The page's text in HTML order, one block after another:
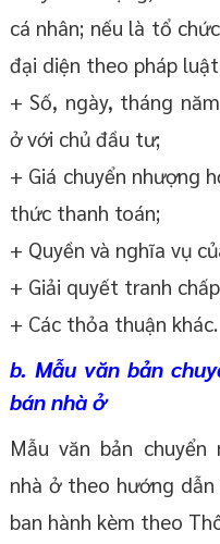
cá nhân; nếu là tổ
đại diện theo pháp
+ Số, ngày, tháng
ở với chủ đầu tư;
+ Giá chuyển nhượng
thức thanh toán;
+ Quyền và nghĩa vụ
+ Giải quyết tranh
+ Các thỏa thuận khác.
b. Mẫu văn bản
bán nhà ở
Mẫu văn bản
nhà ở theo hướng
ban hành kèm theo